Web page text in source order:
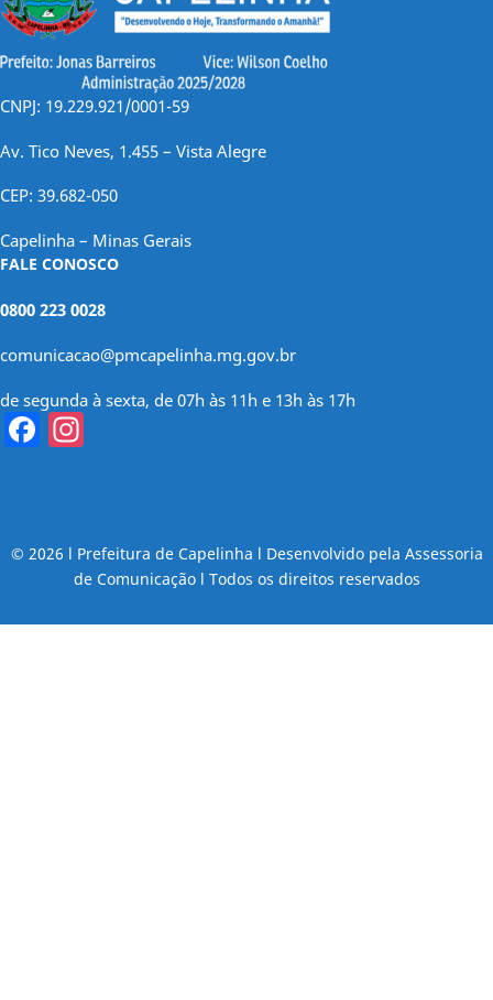
CNPJ: 19.229.921/0001-59
Av. Tico Neves, 1.455 – Vista Alegre
CEP: 39.682-050
Capelinha – Minas Gerais
FALE CONOSCO
0800 223 0028
comunicacao@pmcapelinha.mg.gov.br
de segunda à sexta, de 07h às 11h e 13h às 17h
Facebook
© 2026 l Prefeitura de Capelinha l Desenvolvido pela Assessoria
de Comunicação l Todos os direitos reservados